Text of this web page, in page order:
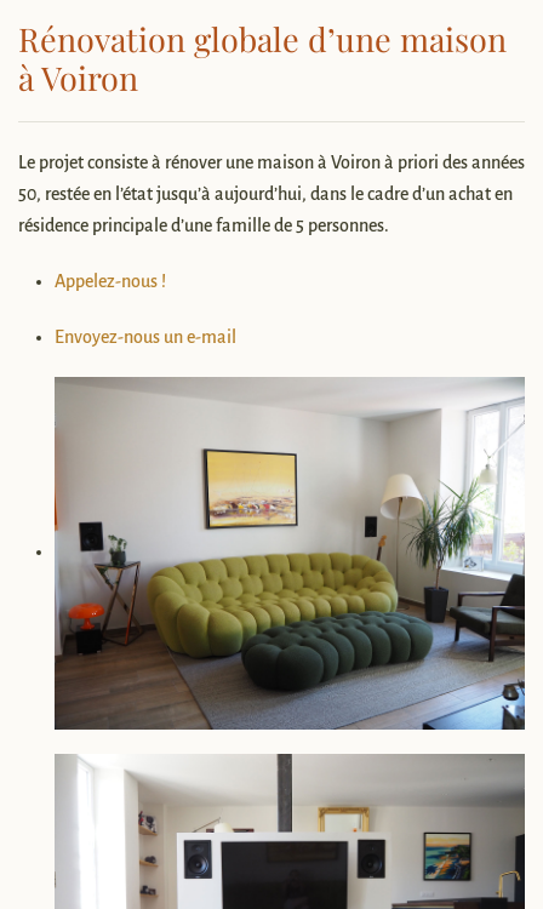
Rénovation globale d’une maison
à Voiron
Le projet consiste à rénover une maison à Voiron à priori des années
50, restée en l’état jusqu’à aujourd’hui, dans le cadre d’un achat en
résidence principale d’une famille de 5 personnes.
Appelez-nous !
Envoyez-nous un e-mail